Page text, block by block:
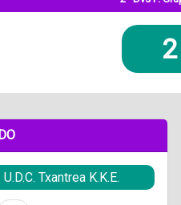
2
U.D.C. Txantrea K.K.E.